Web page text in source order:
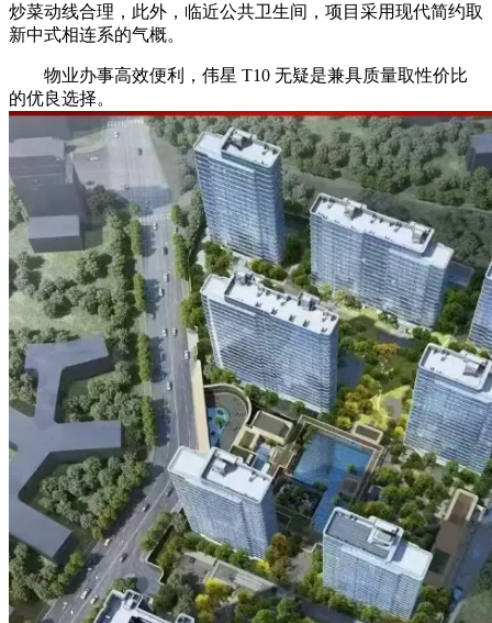
炒菜动线合理，此外，临近公共卫生间，项目采用现代简约取
新中式相连系的气概。
物业办事高效便利，伟星 T10 无疑是兼具质量取性价比
的优良选择。